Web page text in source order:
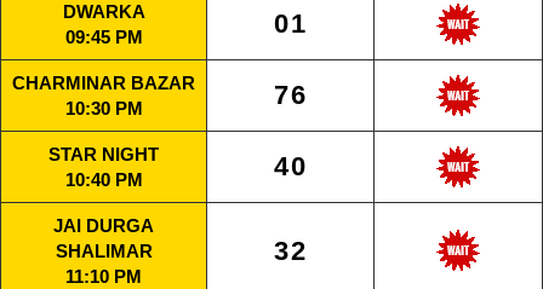
DWARKA
09:45 PM
01
CHARMINAR BAZAR
10:30 PM
76
STAR NIGHT
10:40 PM
40
JAI DURGA
SHALIMAR
11:10 PM
32